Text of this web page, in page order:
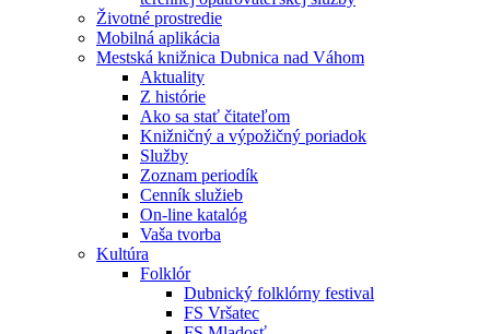
Životné prostredie
Mobilná aplikácia
Mestská knižnica Dubnica nad Váhom
Aktuality
Z histórie
Ako sa stať čitateľom
Knižničný a výpožičný poriadok
Služby
Zoznam periodík
Cenník služieb
On-line katalóg
Vaša tvorba
Kultúra
Folklór
Dubnický folklórny festival
FS Vršatec